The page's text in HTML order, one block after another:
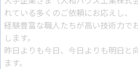
れている多くのご依頼にお応えし、
経験豊富な職人たちが高い技術力で
します。
昨日よりも今日、今日よりも明日と
ます。